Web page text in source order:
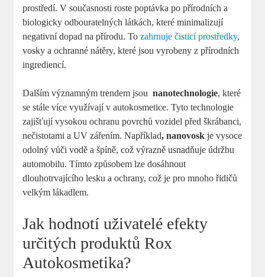
prostředí. V současnosti roste poptávka po přírodních a
biologicky odbouratelných ​látkách,⁤ které​ minimalizují
negativní dopad na​ přírodu. ‍Tozahrnuje čisticí prostředky,
‍vosky ⁢a ⁤ochranné‍ nátěry, které ‌jsou⁢ vyrobeny z přírodních
ingrediencí.
Dalším významným ‍trendem jsou ⁣nanotechnologie, které
se stále více využívají v autokosmetice. Tyto technologie⁤
zajišťují vysokou‌ ochranu povrchů ⁣vozidel⁤ před ⁤škrábanci,
nečistotami a ⁢UV⁤ zářením. Například, nanovosk je⁢ vysoce
odolný vůči vodě a špíně, což ⁤výrazně‌ usnadňuje údržbu⁤
automobilu. ‍Tímto⁢ způsobem lze⁢ dosáhnout
dlouhotrvajícího lesku a ochrany, což ⁢je pro⁣ mnoho ​řidičů
velkým lákadlem.
Jak hodnotí uživatelé ‌efekty
určitých produktů⁤ Rox
Autokosmetika?